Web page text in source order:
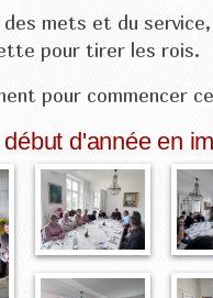
mets et du
pour tirer les rois.
pour commencer
d'année en